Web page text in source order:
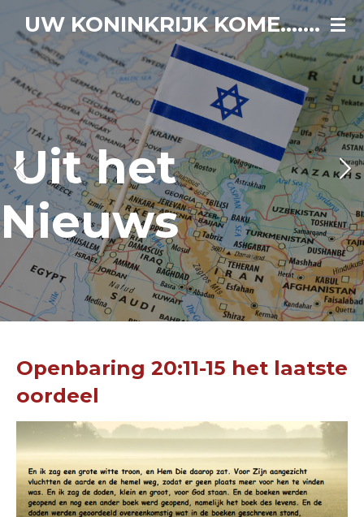
direct
naar
de
hoofdinhoud
UW KONINKRIJK KOME.......
Uit het
Nieuws
Openbaring 20:11-15 het laatste
oordeel